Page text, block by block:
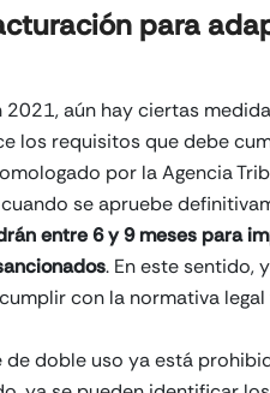
para
aún hay ciertas
los requisitos que debe
por la Agencia
se apruebe
entre 6 y 9 meses para
. En este sentido,
con la normativa
doble uso ya está